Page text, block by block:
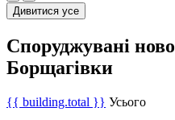
Дивитися усе
Споруджувані
Борщагівки
{{ building.total }} Усього